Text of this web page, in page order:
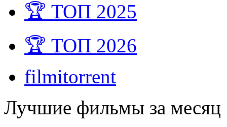
🏆 ТОП 2025
🏆 ТОП 2026
filmitorrent
Лучшие фильмы за месяц